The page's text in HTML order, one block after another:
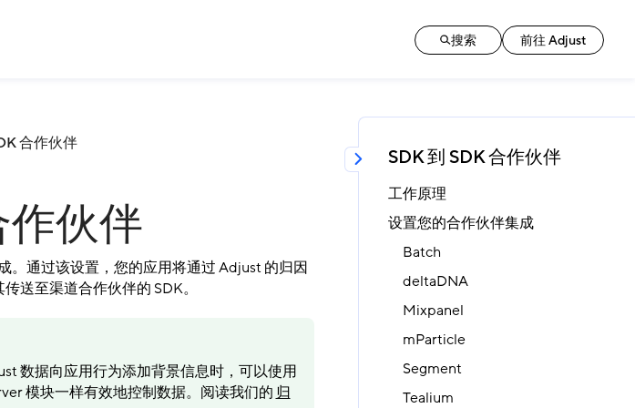
搜索 前往 Adjust
合作伙伴
作伙伴
。通过该设置，您的应用将通过 Adjust 的归因
送至渠道合作伙伴的 SDK。
数据向应用行为添加背景信息时，可以使用
模块一样有效地控制数据。阅读我们的 归
SDK 到 SDK 合作伙伴
工作原理
设置您的合作伙伴集成
Batch
deltaDNA
Mixpanel
mParticle
Segment
Tealium